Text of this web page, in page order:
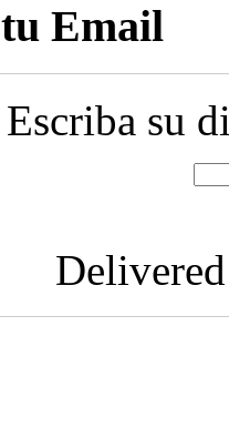
Email
Escriba su